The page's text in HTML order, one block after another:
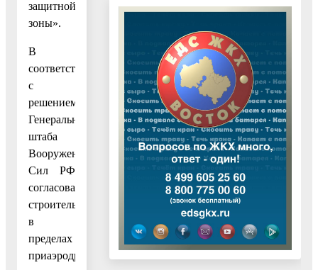
защитной
зоны».
В
соответствии
с
решением
Генерального
штаба
Вооруженных
Сил РФ
согласования
строительства
в
пределах
приаэродромных